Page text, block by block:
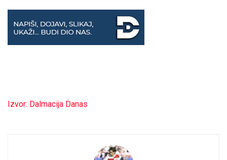
Izvor: Dalmacija Danas